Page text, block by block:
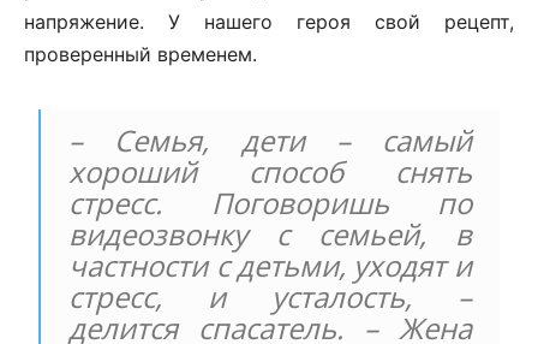
напряжение. У нашего героя свой рецепт,
проверенный временем.
– Семья, дети – самый
хороший способ снять
стресс. Поговоришь по
видеозвонку с семьей, в
частности с детьми, уходят и
стресс, и усталость, –
делится спасатель. – Жена